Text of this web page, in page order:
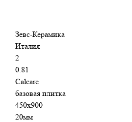
Зевс-Керамика
Италия
2
0.81
Calcare
базовая плитка
450х900
20мм